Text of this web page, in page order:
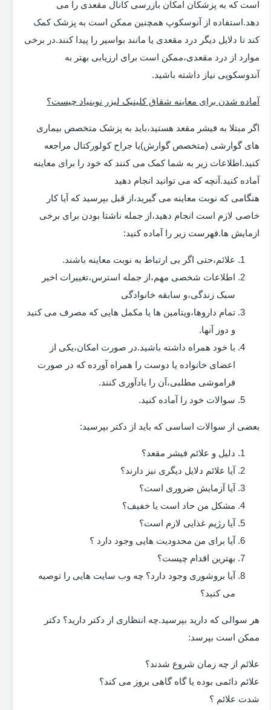
است که به پزشکان امکان بازرسی کانال مقعدی را می
دهد.استفاده از آنوسکوپ همچنین ممکن است به پزشک کمک
کند تا دلایل دیگر درد مقعدی یا مانند بواسیر را پیدا کنند.در برخی
موارد از درد مقعدی،ممکن است برای ارزیابی بهتر به
آندوسکوپی نیاز داشته باشید.
آماده شدن برای معاینه شقاق کلینیک لیزر نوبنیاد چیست؟
اگر مبتلا به فیشر مقعد هستید،باید به پزشک متخصص بیماری
های گوارشی (متخصص گوارش)یا جراح کولورکتال مراجعه
کنید.اطلاعات زیر به شما کمک می کنند که خود را برای معاینه
آماده کنید.آنچه که می توانید انجام دهید
هنگامی که نوبت معاینه می گیرید،از قبل بپرسید که آیا کار
خاصی لازم است انجام دهید،از جمله ناشتا بودن برای برخی
ازمایش ها.فهرست زیر را آماده کنید:
علائم،حتی اگر بی ارتباط به نوبت معاینه باشند.
اطلاعات شخصی مهم،از جمله استرس،تغییرات اخیر
سبک زندگی،و سابقه خانوادگی
تمام داروها،ویتامین ها یا مکمل هایی که مصرف می کنید
و دوز آنها.
با خود همراه داشته باشید.در صورت امکان،یکی از
اعضای خانواده یا دوست را همراه آورده که در صورت
فراموشی مطلبی،آن را یادآوری کنند.
سوالات خود را آماده کنید.
بعضی از سوالات اساسی که باید از دکتر بپرسید:
دلیل و علائم فیشر مقعد؟
آیا علائم دلایل دیگری نیز دارند؟
آیا آزمایش ضروری است؟
مشکل من حاد است یا خفیف؟
آیا رژیم غذایی لازم است؟
آیا برای من محدودیت هایی وجود دارد ؟
بهترین اقدام چیست؟
آیا بروشوری وجود دارد؟ چه وب سایت هایی را توصیه
می کنید؟
هر سوالی که دارید بپرسید.چه انتظاری از دکتر دارید؟ دکتر
ممکن است بپرسد:
علائم از چه زمان شروع شدند؟
علائم دائمی بوده یا گاه گاهی بروز می کند؟
شدت علائم ؟